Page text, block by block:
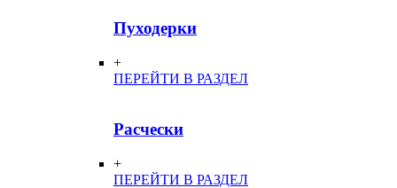
Пуходерки
+
ПЕРЕЙТИ В РАЗДЕЛ
Расчески
+
ПЕРЕЙТИ В РАЗДЕЛ